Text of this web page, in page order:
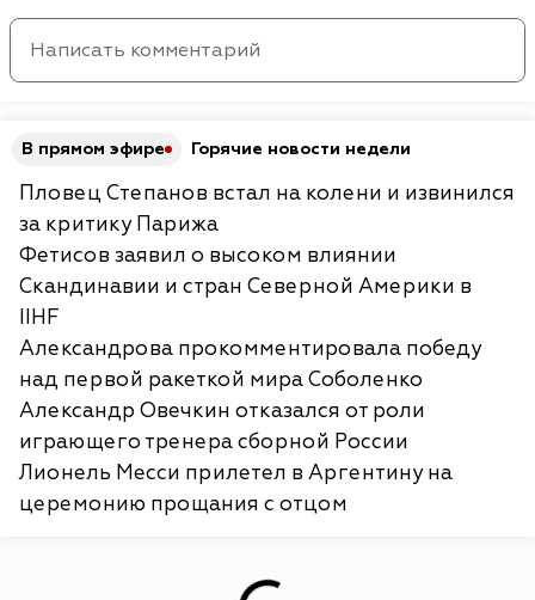
В прямом эфире Горячие новости недели
Пловец Степанов встал на колени и извинился
за критику Парижа
Фетисов заявил о высоком влиянии
Скандинавии и стран Северной Америки в
IIHF
Александрова прокомментировала победу
над первой ракеткой мира Соболенко
Александр Овечкин отказался от роли
играющего тренера сборной России
Лионель Месси прилетел в Аргентину на
церемонию прощания с отцом